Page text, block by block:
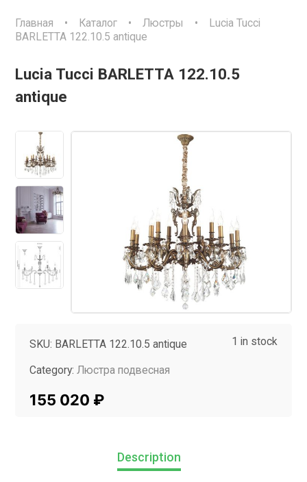
Главная • Каталог •Люстры •
Lucia Tucci
BARLETTA 122.10.5 antique
Lucia Tucci BARLETTA 122.10.5
antique
SKU: BARLETTA 122.10.5 antique
Category: Люстра подвесная
Tag: InMyRoom
1 in stock
155 020 ₽
Description